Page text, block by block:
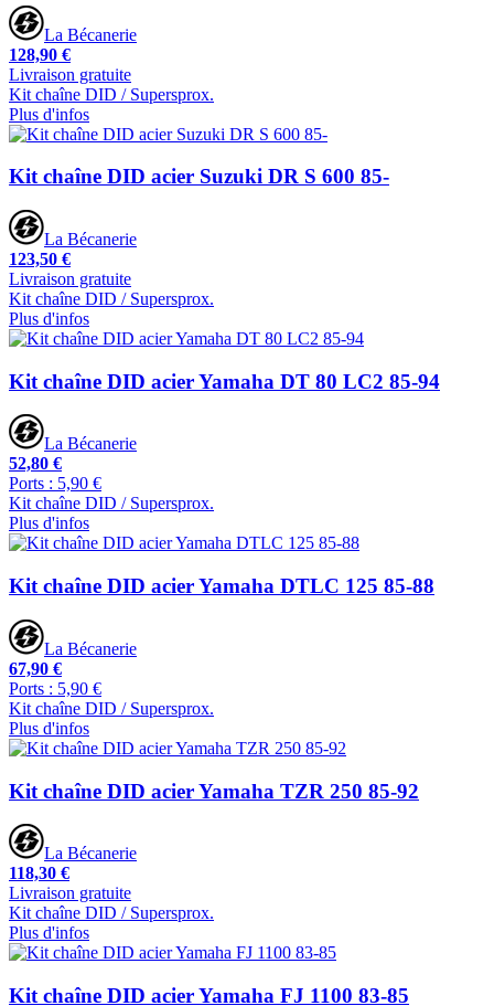
La Bécanerie
128,90 €
Livraison gratuite
Kit chaîne DID / Supersprox.
Plus d'infos
Kit chaîne DID acier Suzuki DR S 600 85-
La Bécanerie
123,50 €
Livraison gratuite
Kit chaîne DID / Supersprox.
Plus d'infos
Kit chaîne DID acier Yamaha DT 80 LC2 85-94
La Bécanerie
52,80 €
Ports : 5,90 €
Kit chaîne DID / Supersprox.
Plus d'infos
Kit chaîne DID acier Yamaha DTLC 125 85-88
La Bécanerie
67,90 €
Ports : 5,90 €
Kit chaîne DID / Supersprox.
Plus d'infos
Kit chaîne DID acier Yamaha TZR 250 85-92
La Bécanerie
118,30 €
Livraison gratuite
Kit chaîne DID / Supersprox.
Plus d'infos
Kit chaîne DID acier Yamaha FJ 1100 83-85